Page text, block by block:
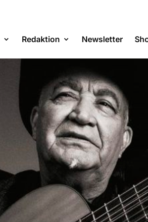
Redaktion Newsletter